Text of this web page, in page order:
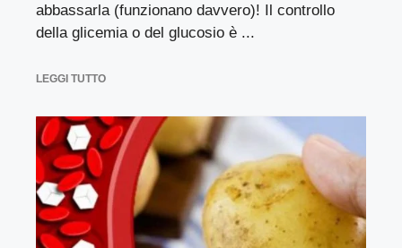
abbassarla (funzionano davvero)! Il controllo
della glicemia o del glucosio è ...
LEGGI TUTTO